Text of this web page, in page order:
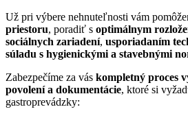
Už pri výbere nehnuteľnosti vám
priestoru, poradiť s optimálnym
sociálnych zariadení, usporiadaním
súladu s hygienickými a stavebnými
Zabezpečíme za vás kompletný proces
povolení a dokumentácie, ktoré si
gastroprevádzky: